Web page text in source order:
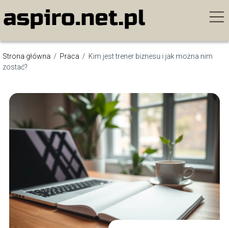
Strona główna / Praca / Kim jest trener biznesu i jak można nim
zostać?